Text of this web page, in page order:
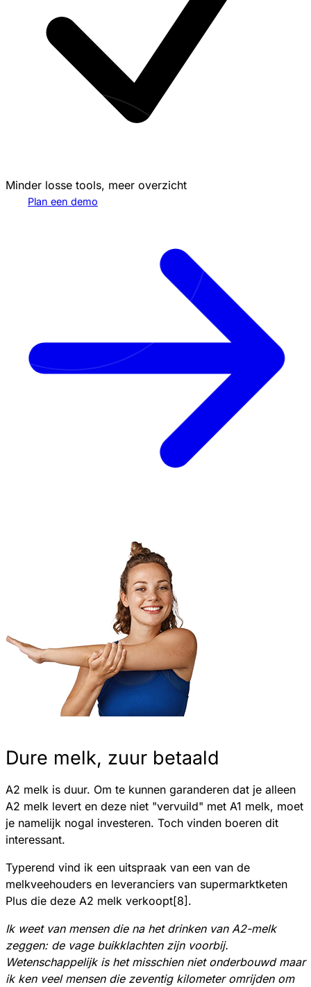
Minder losse tools, meer overzicht
Plan een demo
Dure melk, zuur betaald
A2 melk is duur. Om te kunnen garanderen dat je alleen
A2 melk levert en deze niet "vervuild" met A1 melk, moet
je namelijk nogal investeren. Toch vinden boeren dit
interessant.
Typerend vind ik een uitspraak van een van de
melkveehouders en leveranciers van supermarktketen
Plus die deze A2 melk verkoopt[8].
Ik weet van mensen die na het drinken van A2-melk
zeggen: de vage buikklachten zijn voorbij.
Wetenschappelijk is het misschien niet onderbouwd maar
ik ken veel mensen die zeventig kilometer omrijden om